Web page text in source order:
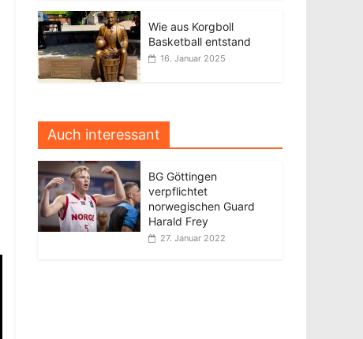
Wie aus Korgboll
Basketball entstand
16. Januar 2025
Auch interessant
BG Göttingen
verpflichtet
norwegischen Guard
Harald Frey
27. Januar 2022